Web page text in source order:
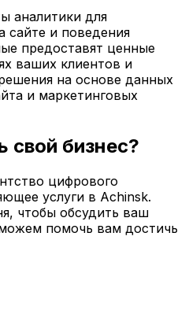
аналитики для
сайте и поведения
предоставят ценные
ваших клиентов и
на основе данных
и маркетинговых
свой бизнес?
цифрового
услуги в Achinsk.
чтобы обсудить ваш
помочь вам достичь